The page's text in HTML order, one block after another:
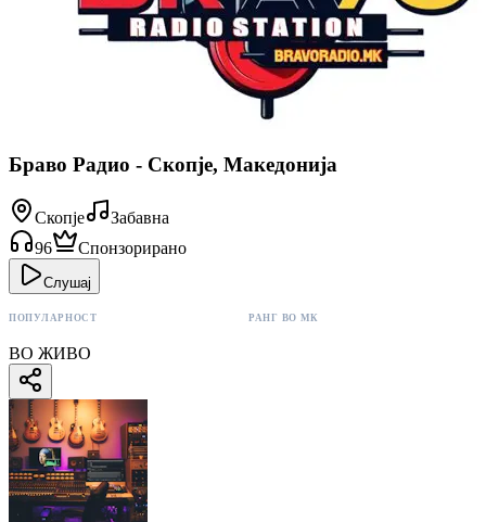
Браво Радио - Скопје, Македонија
Скопје
Забавна
96
Спонзорирано
Слушај
ПОПУЛАРНОСТ РАНГ ВО МК
ВО ЖИВО